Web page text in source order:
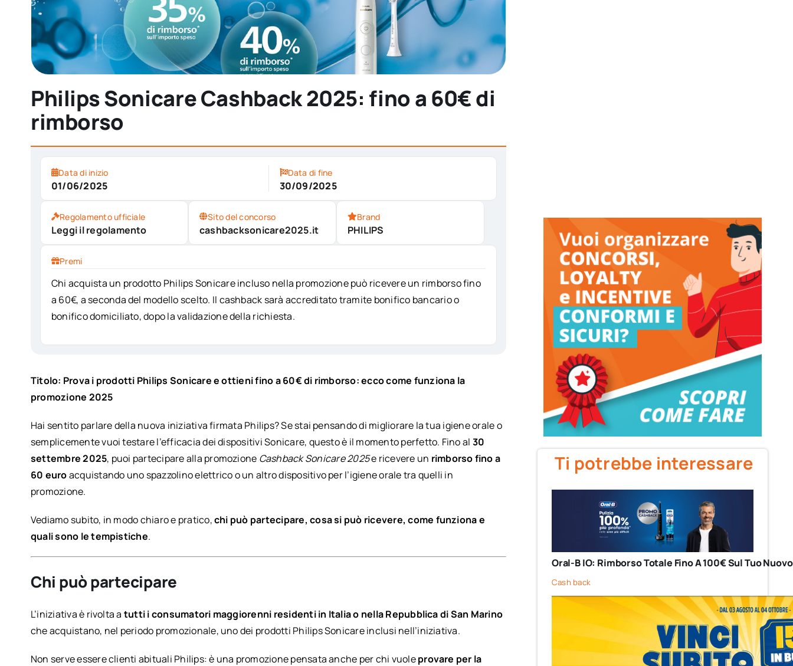
Philips Sonicare Cashback 2025: fino a 60€ di
rimborso
Data di inizio
01/06/2025
Data di fine
30/09/2025
Regolamento ufficiale
Leggi il regolamento
Sito del concorso
cashbacksonicare2025.it
Brand
PHILIPS
Premi
Chi acquista un prodotto Philips Sonicare incluso nella promozione può ricevere un rimborso fino
a 60€, a seconda del modello scelto. Il cashback sarà accreditato tramite bonifico bancario o
bonifico domiciliato, dopo la validazione della richiesta.
Titolo: Prova i prodotti Philips Sonicare e ottieni fino a 60€ di rimborso: ecco come funziona la
promozione 2025
Hai sentito parlare della nuova iniziativa firmata Philips? Se stai pensando di migliorare la tua igiene orale o
semplicemente vuoi testare l’efficacia dei dispositivi Sonicare, questo è il momento perfetto. Fino al 30
settembre 2025, puoi partecipare alla promozione Cashback Sonicare 2025e ricevere un rimborso fino a
60 euroacquistando uno spazzolino elettrico o un altro dispositivo per l’igiene orale tra quelli in
promozione.
Vediamo subito, in modo chiaro e pratico,chi può partecipare, cosa si può ricevere, come funziona e
quali sono le tempistiche.
Chi può partecipare
L’iniziativa è rivolta a tutti i consumatori maggiorenni residenti in Italia o nella Repubblica di San Marino
che acquistano, nel periodo promozionale, uno dei prodotti Philips Sonicare inclusi nell’iniziativa.
Non serve essere clienti abituali Philips: è una promozione pensata anche per chi vuoleprovare per la
Ti potrebbe interessare
Oral-B IO: Rimborso Totale Fino A 100€ Sul Tuo
Cash back